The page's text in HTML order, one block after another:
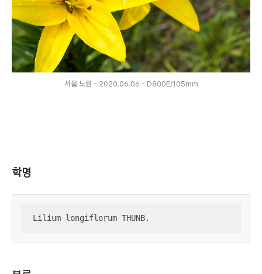
서울 노원 - 2020.06.06 - D800E/105mm
학명
Lilium longiflorum THUNB.